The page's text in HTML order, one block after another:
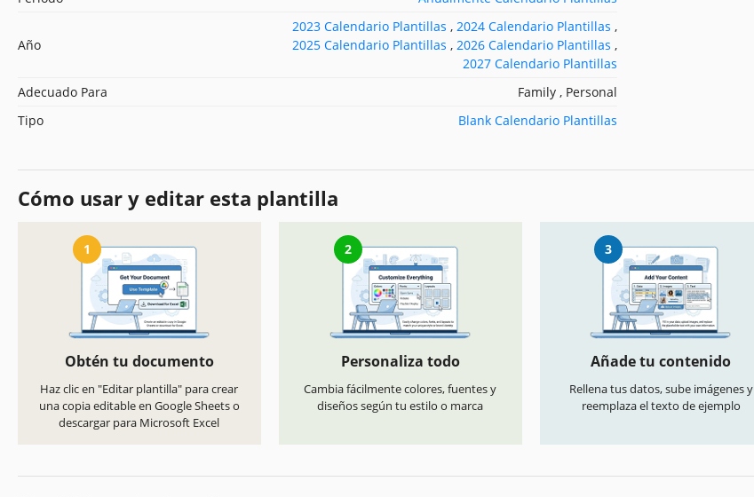
Año
2023 Calendario Plantillas , 2024 Calendario Plantillas ,
2025 Calendario Plantillas , 2026 Calendario Plantillas ,
2027 Calendario Plantillas
Adecuado Para
Family , Personal
Tipo
Blank Calendario Plantillas
Cómo usar y editar esta plantilla
1
Obtén tu documento
Haz clic en "Editar plantilla" para crear
una copia editable en Google Sheets o
descargar para Microsoft Excel
2
Personaliza todo
Cambia fácilmente colores, fuentes y
diseños según tu estilo o marca
3
Añade tu contenido
Rellena tus datos, sube imágenes y
reemplaza el texto de ejemplo